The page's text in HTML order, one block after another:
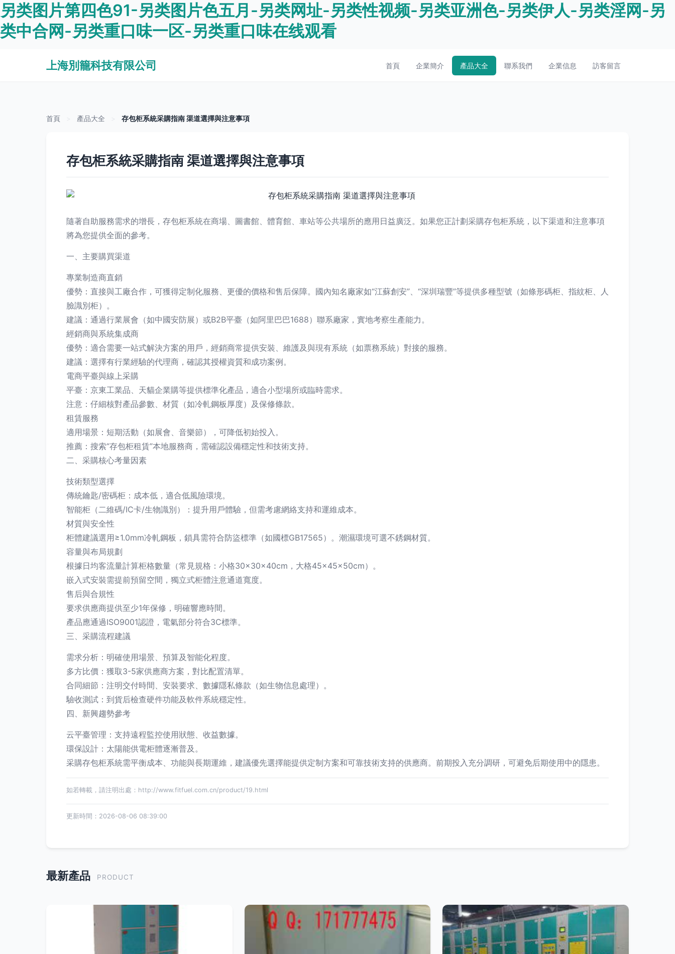
另类图片第四色91-另类图片色五月-另类网址-另类性视频-另类亚洲色-另类伊人-另类淫网-另
类中合网-另类重口味一区-另类重口味在线观看
上海別籠科技有限公司 首頁 企業簡介 產品大全 聯系我們 企業信息 訪客留言
首頁 產品大全 存包柜系統采購指南 渠道選擇與注意事項
存包柜系統采購指南 渠道選擇與注意事項
隨著自助服務需求的增長，存包柜系統在商場、圖書館、體育館、車站等公共場所的應用日益廣泛。如果您正計劃采購存包柜系統，以下渠道和注意事項
將為您提供全面的參考。
一、主要購買渠道
專業制造商直銷
優勢：直接與工廠合作，可獲得定制化服務、更優的價格和售后保障。國內知名廠家如“江蘇創安”、“深圳瑞豐”等提供多種型號（如條形碼柜、指紋柜、人
臉識別柜）。
建議：通過行業展會（如中國安防展）或B2B平臺（如阿里巴巴1688）聯系廠家，實地考察生產能力。
經銷商與系統集成商
優勢：適合需要一站式解決方案的用戶，經銷商常提供安裝、維護及與現有系統（如票務系統）對接的服務。
建議：選擇有行業經驗的代理商，確認其授權資質和成功案例。
電商平臺與線上采購
平臺：京東工業品、天貓企業購等提供標準化產品，適合小型場所或臨時需求。
注意：仔細核對產品參數、材質（如冷軋鋼板厚度）及保修條款。
租賃服務
適用場景：短期活動（如展會、音樂節），可降低初始投入。
推薦：搜索“存包柜租賃”本地服務商，需確認設備穩定性和技術支持。
二、采購核心考量因素
技術類型選擇
傳統鑰匙/密碼柜：成本低，適合低風險環境。
智能柜（二維碼/IC卡/生物識別）：提升用戶體驗，但需考慮網絡支持和運維成本。
材質與安全性
柜體建議選用≥1.0mm冷軋鋼板，鎖具需符合防盜標準（如國標GB17565）。潮濕環境可選不銹鋼材質。
容量與布局規劃
根據日均客流量計算柜格數量（常見規格：小格30×30×40cm，大格45×45×50cm）。
嵌入式安裝需提前預留空間，獨立式柜體注意通道寬度。
售后與合規性
要求供應商提供至少1年保修，明確響應時間。
產品應通過ISO9001認證，電氣部分符合3C標準。
三、采購流程建議
需求分析：明確使用場景、預算及智能化程度。
多方比價：獲取3-5家供應商方案，對比配置清單。
合同細節：注明交付時間、安裝要求、數據隱私條款（如生物信息處理）。
驗收測試：到貨后檢查硬件功能及軟件系統穩定性。
四、新興趨勢參考
云平臺管理：支持遠程監控使用狀態、收益數據。
環保設計：太陽能供電柜體逐漸普及。
采購存包柜系統需平衡成本、功能與長期運維，建議優先選擇能提供定制方案和可靠技術支持的供應商。前期投入充分調研，可避免后期使用中的隱患。
如若轉載，請注明出處：http://www.fitfuel.com.cn/product/19.html
更新時間：2026-08-06 08:39:00
最新產品 PRODUCT